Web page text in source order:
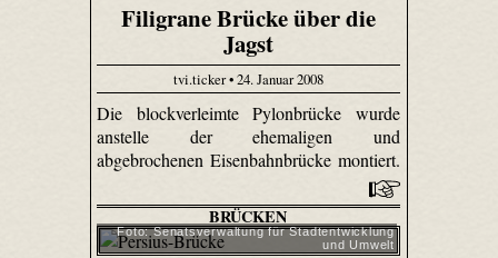
Filigrane Brücke über die
Jagst
tvi.ticker • 24. Januar 2008
Die blockverleimte Pylonbrücke wurde
anstelle der ehemaligen und
abgebrochenen Eisenbahnbrücke montiert.
BRÜCKEN
Foto: Senats­verwaltung für Stadtentwicklung
und Umwelt